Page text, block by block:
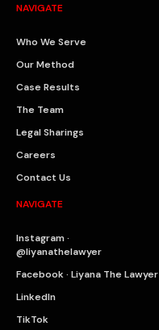
NAVIGATE
Who We Serve
Our Method
Case Results
The Team
Legal Sharings
Careers
Contact Us
NAVIGATE
Instagram ·
@liyanathelawyer
Facebook · Liyana The Lawyer
LinkedIn
TikTok